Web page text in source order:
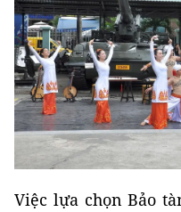
Việc lựa chọn Bảo